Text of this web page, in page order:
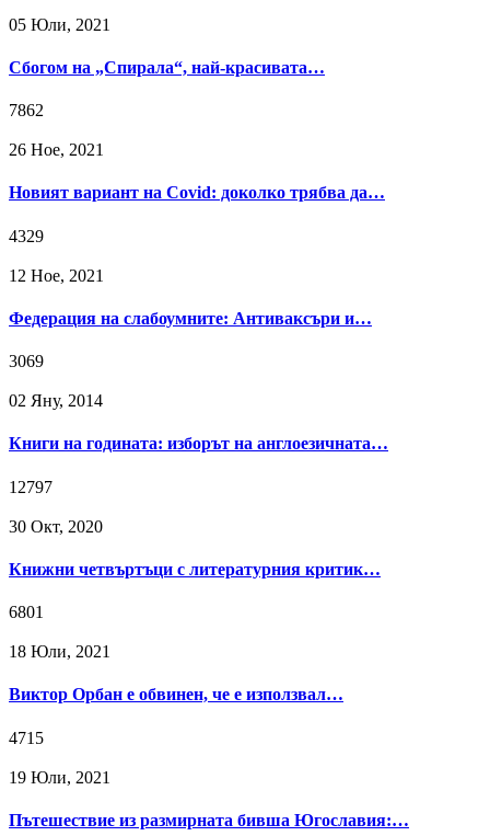
05 Юли, 2021
Сбогом на „Спирала“, най-красивата…
7862
26 Ное, 2021
Новият вариант на Covid: доколко трябва да…
4329
12 Ное, 2021
Федерация на слабоумните: Антиваксъри и…
3069
02 Яну, 2014
Книги на годината: изборът на англоезичната…
12797
30 Окт, 2020
Книжни четвъртъци с литературния критик…
6801
18 Юли, 2021
Виктор Орбан е обвинен, че е използвал…
4715
19 Юли, 2021
Пътешествие из размирната бивша Югославия:…